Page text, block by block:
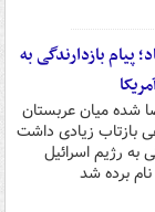
پیام بازدارندگی به
شده میان عربستان
بازتاب زیادی داشت
به رژیم اسرائیل
برده شد